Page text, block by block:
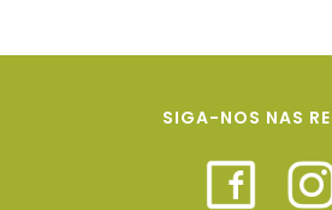
SIGA-NOS NAS